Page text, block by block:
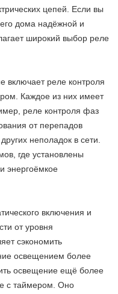
цепей. Если вы
дома надёжной и
широкий выбор реле
включает реле контроля
Каждое из них имеет
реле контроля фаз
от перепадов
неполадок в сети.
где установлены
энергоёмкое
включения и
от уровня
сэкономить
освещением более
освещение ещё более
с таймером. Оно